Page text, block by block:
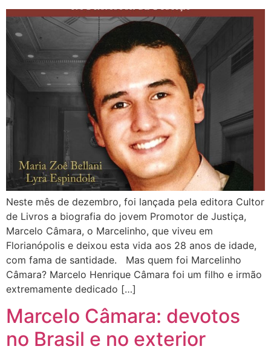
Neste mês de dezembro, foi lançada pela editora Cultor
de Livros a biografia do jovem Promotor de Justiça,
Marcelo Câmara, o Marcelinho, que viveu em
Florianópolis e deixou esta vida aos 28 anos de idade,
com fama de santidade. Mas quem foi Marcelinho
Câmara? Marcelo Henrique Câmara foi um filho e irmão
extremamente dedicado […]
Marcelo Câmara: devotos
no Brasil e no exterior